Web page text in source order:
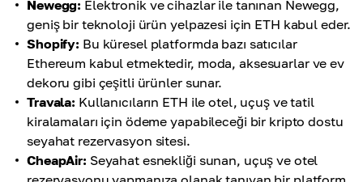
Newegg: Elektronik ve cihazlar ile tanınan Newegg,
geniş bir teknoloji ürün yelpazesi için ETH kabul eder.
Shopify: Bu küresel platformda bazı satıcılar
Ethereum kabul etmektedir, moda, aksesuarlar ve ev
dekoru gibi çeşitli ürünler sunar.
Travala: Kullanıcıların ETH ile otel, uçuş ve tatil
kiralamaları için ödeme yapabileceği bir kripto dostu
seyahat rezervasyon sitesi.
CheapAir: Seyahat esnekliği sunan, uçuş ve otel